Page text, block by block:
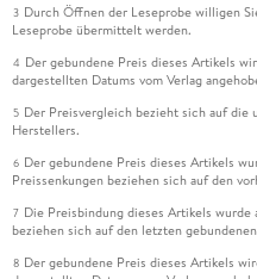
3 Durch Öffnen der Leseprobe willigen
Leseprobe übermittelt werden.
4 Der gebundene Preis dieses Artikels
dargestellten Datums vom Verlag
5 Der Preisvergleich bezieht sich auf die
Herstellers.
6 Der gebundene Preis dieses Artikels
Preissenkungen beziehen sich auf den
7 Die Preisbindung dieses Artikels wurde
beziehen sich auf den letzten
8 Der gebundene Preis dieses Artikels